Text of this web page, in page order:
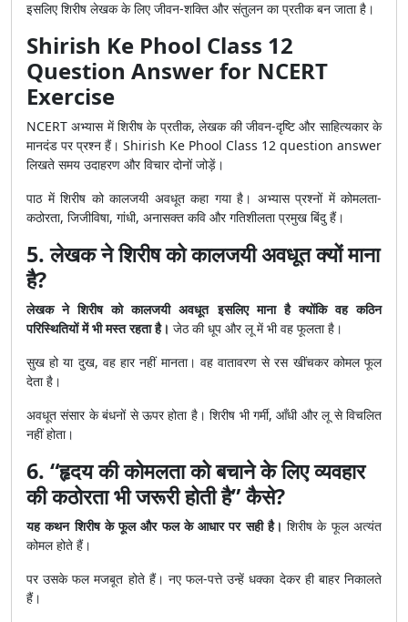
इसलिए शिरीष लेखक के लिए जीवन-शक्ति और संतुलन का प्रतीक बन जाता है।
Shirish Ke Phool Class 12
Question Answer for NCERT
Exercise
NCERT अभ्यास में शिरीष के प्रतीक, लेखक की जीवन-दृष्टि और साहित्यकार के
मानदंड पर प्रश्न हैं। Shirish Ke Phool Class 12 question answer
लिखते समय उदाहरण और विचार दोनों जोड़ें।
पाठ में शिरीष को कालजयी अवधूत कहा गया है। अभ्यास प्रश्नों में कोमलता-
कठोरता, जिजीविषा, गांधी, अनासक्त कवि और गतिशीलता प्रमुख बिंदु हैं।
5. लेखक ने शिरीष को कालजयी अवधूत क्यों माना
है?
लेखक ने शिरीष को कालजयी अवधूत इसलिए माना है क्योंकि वह कठिन
परिस्थितियों में भी मस्त रहता है। जेठ की धूप और लू में भी वह फूलता है।
सुख हो या दुख, वह हार नहीं मानता। वह वातावरण से रस खींचकर कोमल फूल
देता है।
अवधूत संसार के बंधनों से ऊपर होता है। शिरीष भी गर्मी, आँधी और लू से विचलित
नहीं होता।
6. “हृदय की कोमलता को बचाने के लिए व्यवहार
की कठोरता भी जरूरी होती है” कैसे?
यह कथन शिरीष के फूल और फल के आधार पर सही है। शिरीष के फूल अत्यंत
कोमल होते हैं।
पर उसके फल मजबूत होते हैं। नए फल-पत्ते उन्हें धक्का देकर ही बाहर निकालते
हैं।